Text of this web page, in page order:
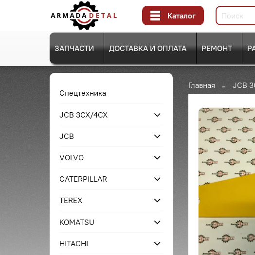
Каталог
ЗАПЧАСТИ ДОСТАВКА И ОПЛАТА РЕМОНТ
Главная JCB
Спецтехника
JCB 3CX/4CX
JCB
VOLVO
CATERPILLAR
TEREX
KOMATSU
HITACHI